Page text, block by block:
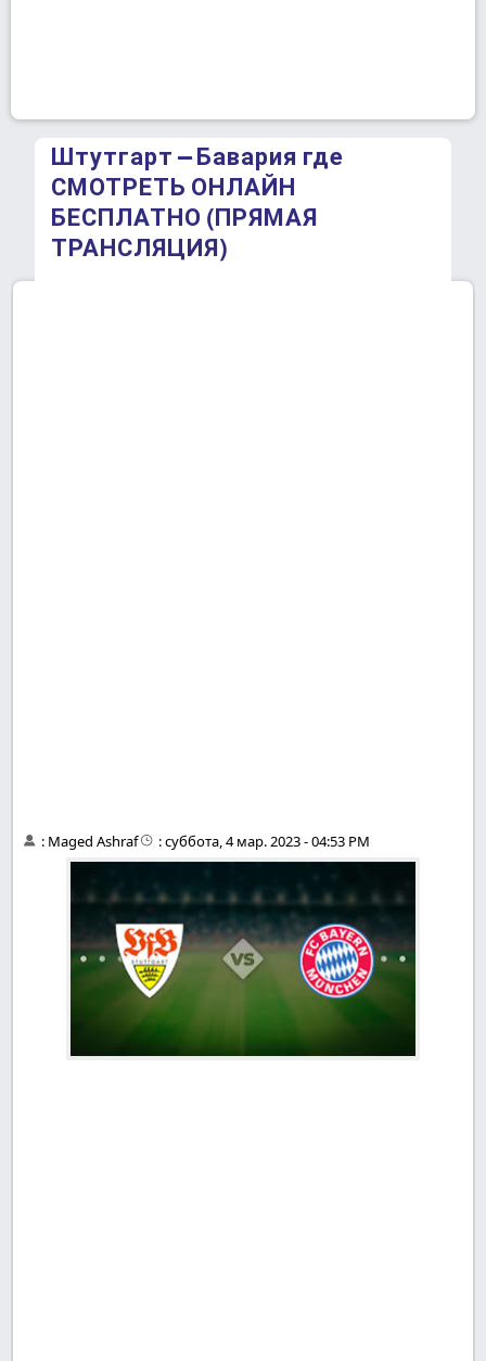
Штутгарт – Бавария где
СМОТРЕТЬ ОНЛАЙН
БЕСПЛАТНО (ПРЯМАЯ
ТРАНСЛЯЦИЯ)
: Maged Ashraf :суббота, 4 мар. 2023 - 04:53 PM